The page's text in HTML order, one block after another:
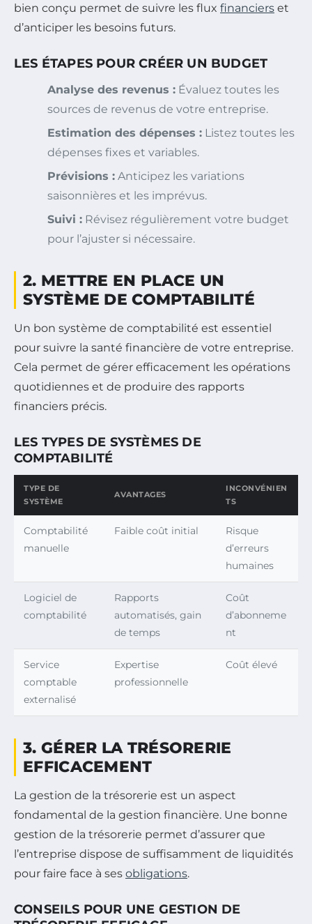
bien conçu permet de suivre les flux financiers et
d’anticiper les besoins futurs.
LES ÉTAPES POUR CRÉER UN BUDGET
Analyse des revenus : Évaluez toutes les
sources de revenus de votre entreprise.
Estimation des dépenses : Listez toutes les
dépenses fixes et variables.
Prévisions : Anticipez les variations
saisonnières et les imprévus.
Suivi : Révisez régulièrement votre budget
pour l’ajuster si nécessaire.
2. METTRE EN PLACE UN
SYSTÈME DE COMPTABILITÉ
Un bon système de comptabilité est essentiel
pour suivre la santé financière de votre entreprise.
Cela permet de gérer efficacement les opérations
quotidiennes et de produire des rapports
financiers précis.
LES TYPES DE SYSTÈMES DE
COMPTABILITÉ
TYPE DE
SYSTÈME
AVANTAGES
INCONVÉNIEN
TS
Comptabilité
manuelle
Faible coût initial
Risque
d’erreurs
humaines
Logiciel de
comptabilité
Rapports
automatisés, gain
de temps
Coût
d’abonneme
nt
Service
comptable
externalisé
Expertise
professionnelle
Coût élevé
3. GÉRER LA TRÉSORERIE
EFFICACEMENT
La gestion de la trésorerie est un aspect
fondamental de la gestion financière. Une bonne
gestion de la trésorerie permet d’assurer que
l’entreprise dispose de suffisamment de liquidités
pour faire face à ses obligations.
CONSEILS POUR UNE GESTION DE